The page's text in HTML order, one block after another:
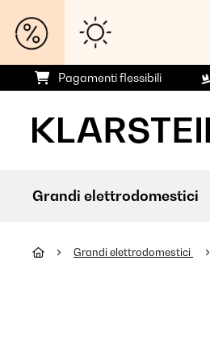
Pagamenti flessibili
Grandi elettrodomestici
Grandi elettrodomestici